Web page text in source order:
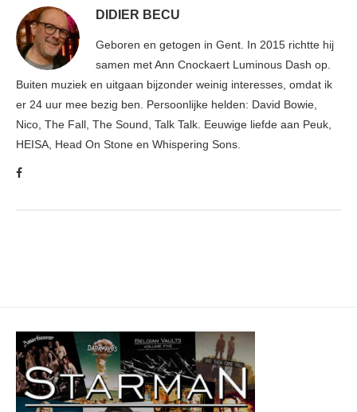
DIDIER BECU
Geboren en getogen in Gent. In 2015 richtte hij
samen met Ann Cnockaert Luminous Dash op.
Buiten muziek en uitgaan bijzonder weinig interesses, omdat ik
er 24 uur mee bezig ben. Persoonlijke helden: David Bowie,
Nico, The Fall, The Sound, Talk Talk. Eeuwige liefde aan Peuk,
HEISA, Head On Stone en Whispering Sons.